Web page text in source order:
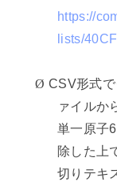
https://
lists/
Ø CSV形式
ァイルか
単一原子6
除した上
切りテキ